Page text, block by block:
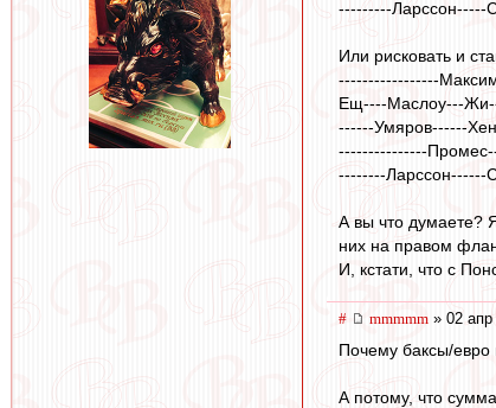
---------Ларссон-----
Или рисковать и
-----------------
Ещ----Маслоу---
------Умяров------
---------------
--------Ларссон---‐--
А вы что думаете?
них на правом
И, кстати, что с
# mmmmm » 02
Почему баксы/евро
А потому, что